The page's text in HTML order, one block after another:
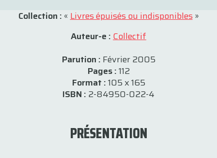
Collection : «Livres épuisés ou indisponibles»
Auteur-e :Collectif
Parution : Février 2005
Pages :112
Format :105 x 165
ISBN : 2-84950-022-4
PRÉSENTATION